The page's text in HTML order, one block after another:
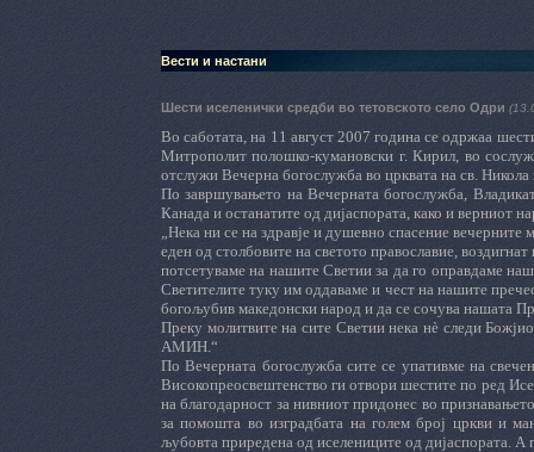
Вести и настани
Шести иселенички средби во тетовското село Одри
Во саботата, на 11 август 2007 година се одржаа
Митрополит полошко-кумановски г. Кирил, во
отслужи Вечерна богослужба во црквата на св.
По завршувањето на Вечерната богослужба,
Канада и останатите од дијаспората, како и верниот
„Нека ни се на здравје и душевно спасение вечерните
еден од столбовите на светото православие,
потсетуваме на нашите Светии за да го оправдаме
Светителите туку им оддаваме и чест на нашите
богољубив македонски народ и да се сочува нашата
Преку молитвите на сите Светии нека нè следи
АМИН.“
ПоВечерната богослужба сите се упативме на
Високопреосвештенство ги отвори шестите по ред
на благодарност за нивниот придонес во
за помошта во изградбата на голем број цркви и
љубовта приредена од иселениците од дијаспората.